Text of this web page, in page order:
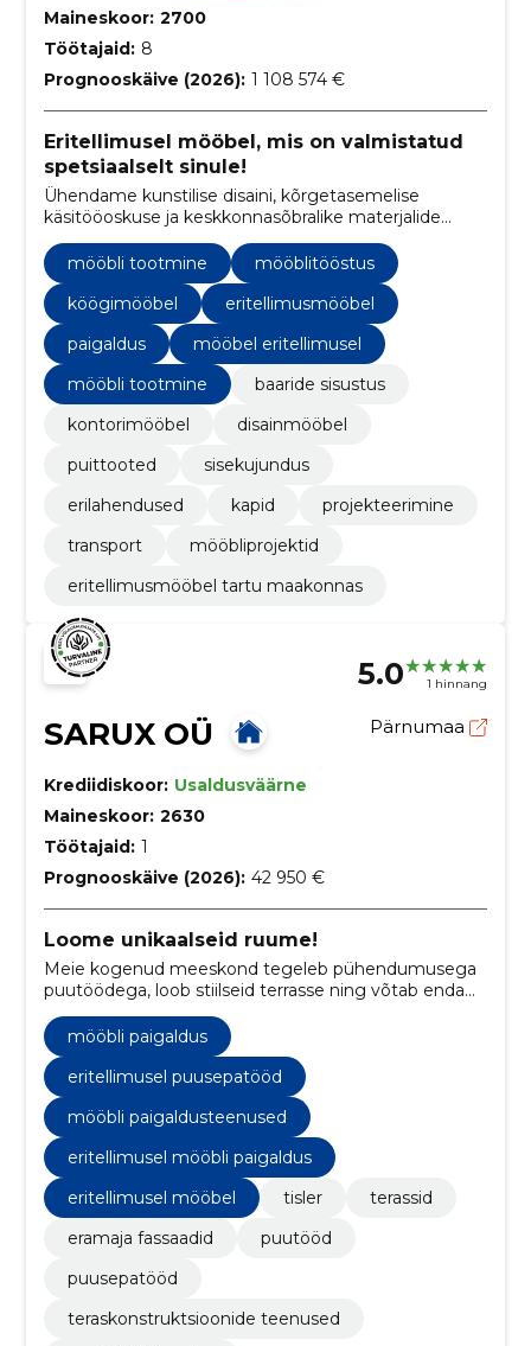
Maineskoor: 2700
Töötajaid: 8
Prognooskäive (2026): 1 108 574 €
Eritellimusel mööbel, mis on valmistatud
spetsiaalselt sinule!
Ühendame kunstilise disaini, kõrgetasemelise
käsitööoskuse ja keskkonnasõbralike materjalide
kasutamise, luues seeläbi kaasaegseid ja
funktsionaalseid sisustuslahendusi.
mööbli tootmine
mööblitööstus
köögimööbel
eritellimusmööbel
paigaldus
mööbel eritellimusel
mööbli tootmine
baaride sisustus
kontorimööbel
disainmööbel
puittooted
sisekujundus
erilahendused
kapid
projekteerimine
transport
mööbliprojektid
eritellimusmööbel tartu maakonnas
5.0 1 hinnang
SARUX OÜ Pärnumaa
Krediidiskoor: Usaldusväärne
Maineskoor: 2630
Töötajaid: 1
Prognooskäive (2026): 42 950 €
Loome unikaalseid ruume!
Meie kogenud meeskond tegeleb pühendumusega
puutöödega, loob stiilseid terrasse ning võtab enda
hoole alla ka fassaadide kujundamise.
mööbli paigaldus
eritellimusel puusepatööd
mööbli paigaldusteenused
eritellimusel mööbli paigaldus
eritellimusel mööbel
tisler
terassid
eramaja fassaadid
puutööd
puusepatööd
teraskonstruktsioonide teenused